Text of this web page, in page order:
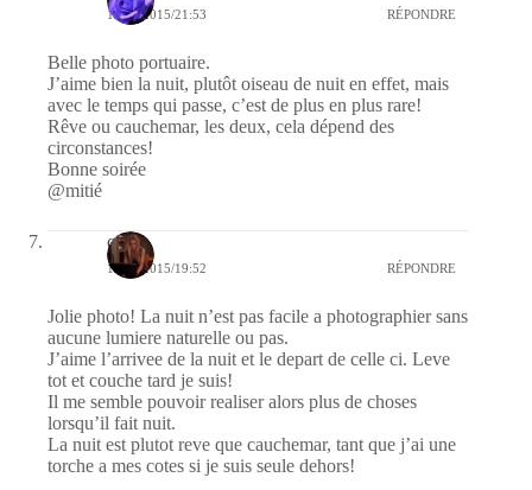
17/05/2015/21:53 RÉPONDRE
Belle photo portuaire.
J’aime bien la nuit, plutôt oiseau de nuit en effet, mais
avec le temps qui passe, c’est de plus en plus rare!
Rêve ou cauchemar, les deux, cela dépend des
circonstances!
Bonne soirée
@mitié
carrie
17/05/2015/19:52 RÉPONDRE
Jolie photo! La nuit n’est pas facile a photographier sans
aucune lumiere naturelle ou pas.
J’aime l’arrivee de la nuit et le depart de celle ci. Leve
tot et couche tard je suis!
Il me semble pouvoir realiser alors plus de choses
lorsqu’il fait nuit.
La nuit est plutot reve que cauchemar, tant que j’ai une
torche a mes cotes si je suis seule dehors!